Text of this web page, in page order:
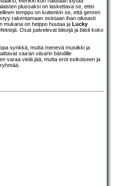
plussaksi on laskettava se, ettei
temppu on kuitenkin se, että genren
rakentamaan osistaan ihan oikeasti
mukana on helppo huutaa ja Lucky
Osat palvelevat biisejä ja biisit koko
synkkä, mutta menevä musiikki ja
vaa’an viisarin bändille
varaa vielä jää, mutta erot esikoiseen ja